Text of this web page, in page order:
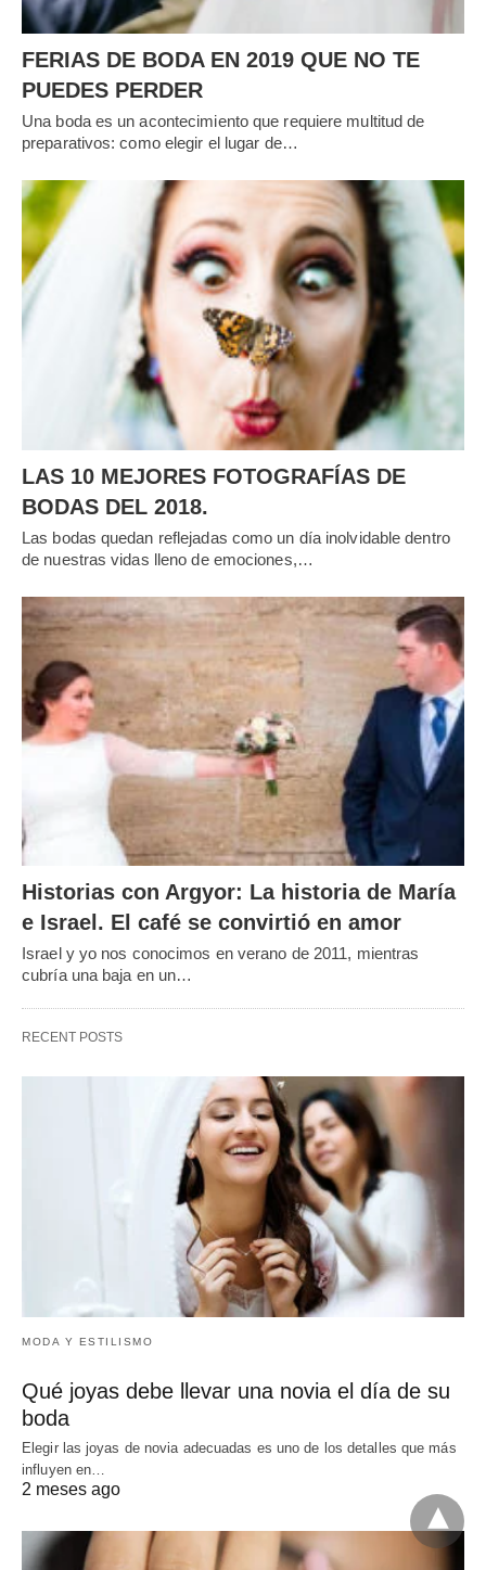
FERIAS DE BODA EN 2019 QUE NO TE
PUEDES PERDER
Una boda es un acontecimiento que requiere multitud de
preparativos: como elegir el lugar de…
LAS 10 MEJORES FOTOGRAFÍAS DE
BODAS DEL 2018.
Las bodas quedan reflejadas como un día inolvidable dentro
de nuestras vidas lleno de emociones,…
Historias con Argyor: La historia de María
e Israel. El café se convirtió en amor
Israel y yo nos conocimos en verano de 2011, mientras
cubría una baja en un…
RECENT POSTS
MODA Y ESTILISMO
Qué joyas debe llevar una novia el día de su
boda
Elegir las joyas de novia adecuadas es uno de los detalles que más
influyen en…
2 meses ago